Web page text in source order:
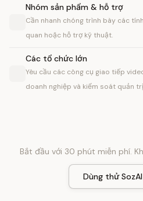
Nhóm sản phẩm & hỗ trợ
Cần nhanh chóng trình bày các
quan hoặc hỗ trợ kỹ thuật.
Các tổ chức lớn
Yêu cầu các công cụ giao tiếp
doanh nghiệp và kiểm soát quản
Bắt đầu với 30 phút miễn phí.
Dùng thử